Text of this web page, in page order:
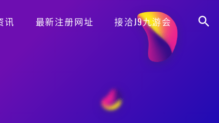
讯 最新注册网址 接洽J9九游会